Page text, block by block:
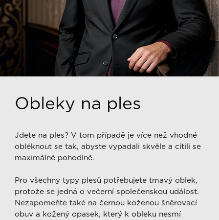
Obleky na ples
Jdete na ples? V tom případě je více než vhodné
obléknout se tak, abyste vypadali skvěle a cítili se
maximálně pohodlně.
Pro všechny typy plesů potřebujete tmavý oblek,
protože se jedná o večerní společenskou událost.
Nezapomeňte také na černou koženou šněrovací
obuv a kožený opasek, který k obleku nesmí